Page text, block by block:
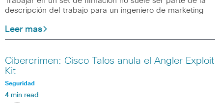
descripción del trabajo para un ingeniero de marketing
Leer mas
Cibercrimen: Cisco Talos anula el Angler Exploit
Kit
Seguridad
4 min read